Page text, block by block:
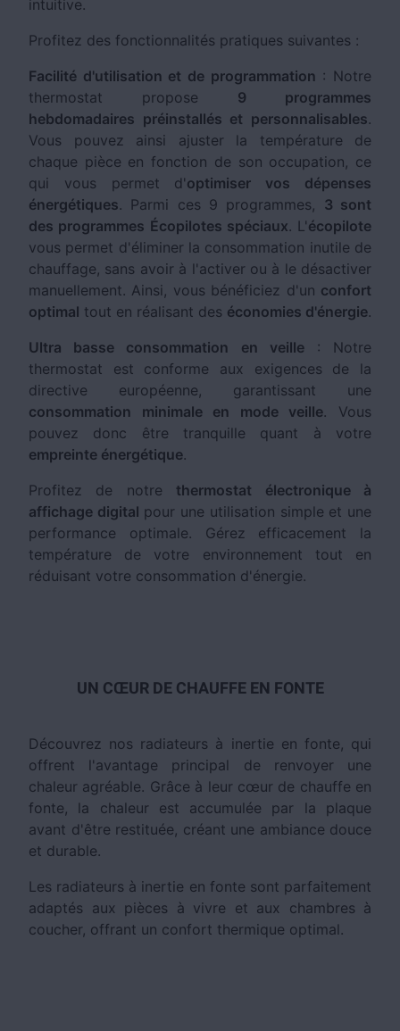
intuitive.
Profitez des fonctionnalités pratiques suivantes :
Facilité d'utilisation et de programmation : Notre
thermostat propose 9 programmes
hebdomadaires préinstallés et personnalisables.
Vous pouvez ainsi ajuster la température de
chaque pièce en fonction de son occupation, ce
qui vous permet d'optimiser vos dépenses
énergétiques. Parmi ces 9 programmes, 3 sont
des programmes Écopilotes spéciaux. L'écopilote
vous permet d'éliminer la consommation inutile de
chauffage, sans avoir à l'activer ou à le désactiver
manuellement. Ainsi, vous bénéficiez d'un confort
optimal tout en réalisant des économies d'énergie.
Ultra basse consommation en veille: Notre
thermostat est conforme aux exigences de la
directive européenne, garantissant une
consommation minimale en mode veille. Vous
pouvez donc être tranquille quant à votre
empreinte énergétique.
Profitez de notre thermostat électronique à
affichage digital pour une utilisation simple et une
performance optimale. Gérez efficacement la
température de votre environnement tout en
réduisant votre consommation d'énergie.
UN CŒUR DE CHAUFFE EN FONTE
Découvrez nos radiateurs à inertie en fonte, qui
offrent l'avantage principal de renvoyer une
chaleur agréable. Grâce à leur cœur de chauffe en
fonte, la chaleur est accumulée par la plaque
avant d'être restituée, créant une ambiance douce
et durable.
Les radiateurs à inertie en fonte sont parfaitement
adaptés aux pièces à vivre et aux chambres à
coucher, offrant un confort thermique optimal.